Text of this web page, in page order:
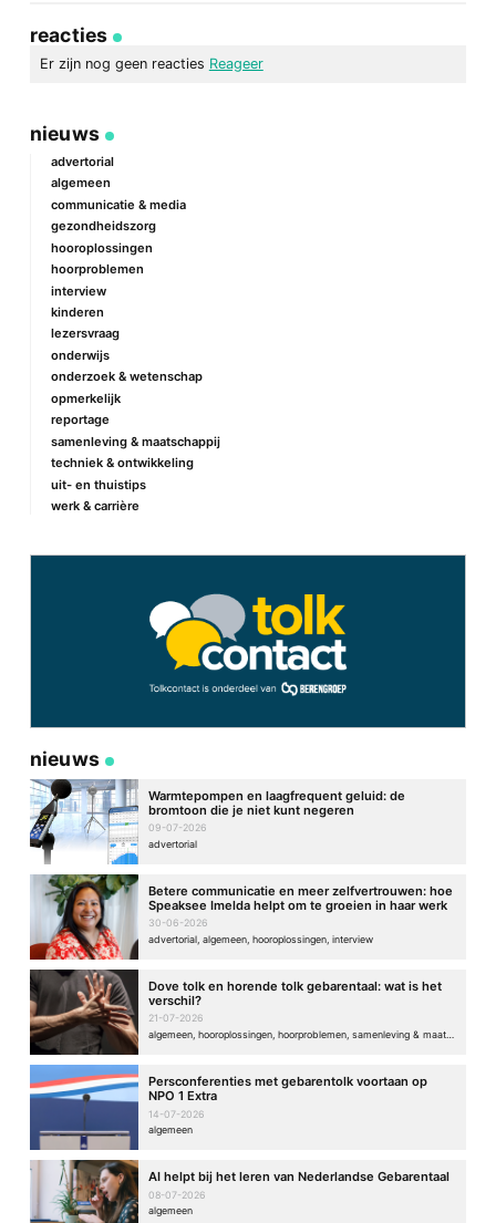
reacties
Er zijn nog geen reacties Reageer
Je e-mailadres wordt niet gepubliceerd.
gemarkeerd met
*
Naam*
E-mail*
nieuws
advertorial
algemeen
communicatie & media
gezondheidszorg
hooroplossingen
hoorproblemen
interview
kinderen
lezersvraag
onderwijs
onderzoek & wetenschap
opmerkelijk
reportage
samenleving & maatschappij
techniek & ontwikkeling
uit- en thuistips
werk & carrière
nieuws
Warmtepompen en laagfrequent geluid: de
bromtoon die je niet kunt negeren
09-07-2026
advertorial
Betere communicatie en meer zelfvertrouwen: hoe
Speaksee Imelda helpt om te groeien in haar werk
30-06-2026
advertorial, algemeen, hooroplossingen, interview
Dove tolk en horende tolk gebarentaal: wat is het
verschil?
21-07-2026
Persconferenties met gebarentolk voortaan op
NPO 1 Extra
14-07-2026
algemeen
AI helpt bij het leren van Nederlandse Gebarentaal
08-07-2026
algemeen